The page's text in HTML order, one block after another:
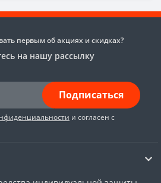
первым об акциях и скидках?
на нашу рассылку
Подписаться
и согласен с